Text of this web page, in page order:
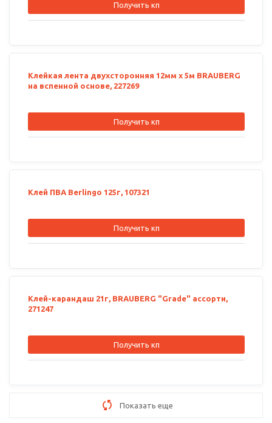
Получить кп
Клейкая лента двухсторонняя 12мм х 5м BRAUBERG
на вспенной основе, 227269
Получить кп
Клей ПВА Berlingo 125г, 107321
Получить кп
Клей-карандаш 21г, BRAUBERG "Grade" ассорти,
271247
Получить кп
Показать еще